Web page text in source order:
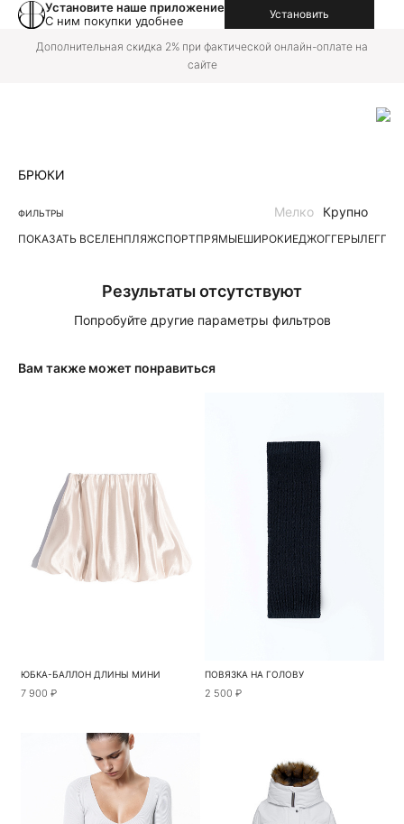
Установите наше приложение
С ним покупки удобнее
Установить
Дополнительная скидка 2% при фактической онлайн-оплате на
сайте
БРЮКИ
ФИЛЬТРЫ
ПОКАЗАТЬ ВСЕЛЕНПЛЯЖСПОРТПРЯМЫЕШИРОКИЕДЖОГГЕРЫ
Мелко Крупно
Результаты отсутствуют
Попробуйте другие параметры фильтров
Вам также может понравиться
ЮБКА-БАЛЛОН ДЛИНЫ МИНИ
7 900 ₽
ПОВЯЗКА НА ГОЛОВУ
2 500 ₽